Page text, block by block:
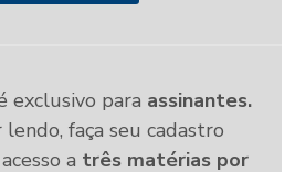
exclusivo para assinantes.
faça seu cadastro
a três matérias por